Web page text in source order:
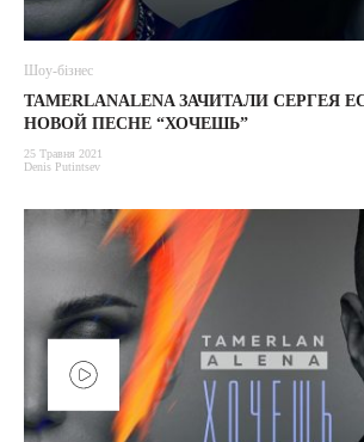
Шоу-бізнес
TAMERLANALENA ЗАЧИТАЛИ СЕРГЕЯ
НОВОЙ ПЕСНЕ “ХОЧЕШЬ”
25 Травня 2021
Denis Putintsev